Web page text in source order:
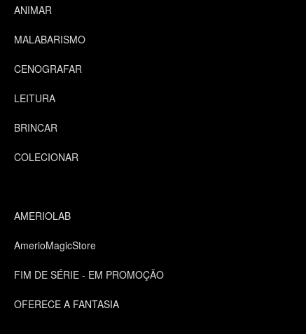
ANIMAR
MALABARISMO
CENOGRAFAR
LEITURA
BRINCAR
COLECIONAR
AMERIOLAB
AmerioMagicStore
FIM DE SÉRIE - EM PROMOÇÃO
OFERECE A FANTASIA